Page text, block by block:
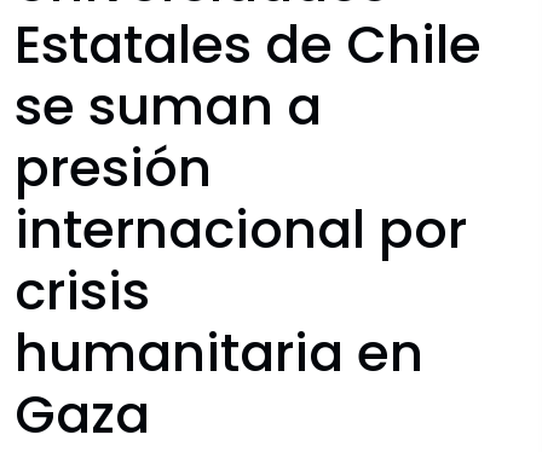
Estatales de Chile
se suman a
presión
internacional por
crisis
humanitaria en
Gaza